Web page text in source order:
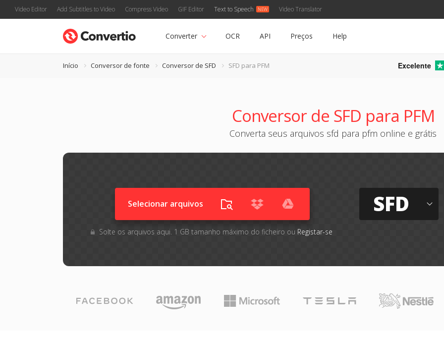
Video Editor Add Subtitles to Video Compress Video GIF Editor Text to Speech Video Translator
Converter OCR API Preços Help
Início Conversor de fonte Conversor de SFD SFD para PFM Excelente
Conversor de SFD para PFM
Converta seus arquivos sfd para pfm online e grátis
Selecionar arquivos
Solte os arquivos aqui. 1 GB tamanho máximo do ficheiro ou Registar-se
SFD